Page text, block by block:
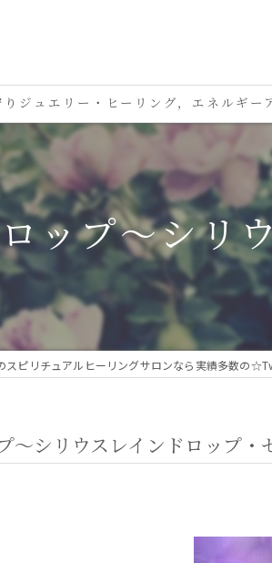
りジュエリー・ヒーリング，エネルギー
ップ〜シリ
スピリチュアルヒーリングサロンなら実績多数の
〜シリウスレインドロップ・